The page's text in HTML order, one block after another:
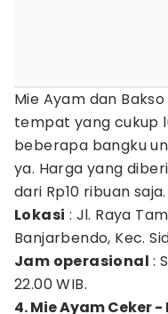
Mie Ayam dan
tempat yang cukup
beberapa bangku
ya. Harga yang
dari Rp10 ribuan saja.
Lokasi : Jl. Raya
Banjarbendo, Kec.
Jam operasional :
22.00 WIB.
4. Mie Ayam Ceker -